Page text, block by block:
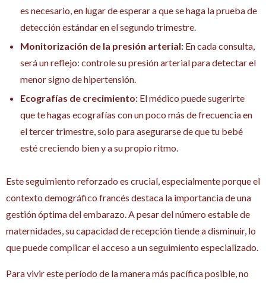
es necesario, en lugar de esperar a que se haga la prueba de
detección estándar en el segundo trimestre.
Monitorización de la presión arterial: En cada consulta,
será un reflejo: controle su presión arterial para detectar el
menor signo de hipertensión.
Ecografías de crecimiento: El médico puede sugerirte
que te hagas ecografías con un poco más de frecuencia en
el tercer trimestre, solo para asegurarse de que tu bebé
esté creciendo bien y a su propio ritmo.
Este seguimiento reforzado es crucial, especialmente porque el
contexto demográfico francés destaca la importancia de una
gestión óptima del embarazo. A pesar del número estable de
maternidades, su capacidad de recepción tiende a disminuir, lo
que puede complicar el acceso a un seguimiento especializado.
Para vivir este período de la manera más pacífica posible, no